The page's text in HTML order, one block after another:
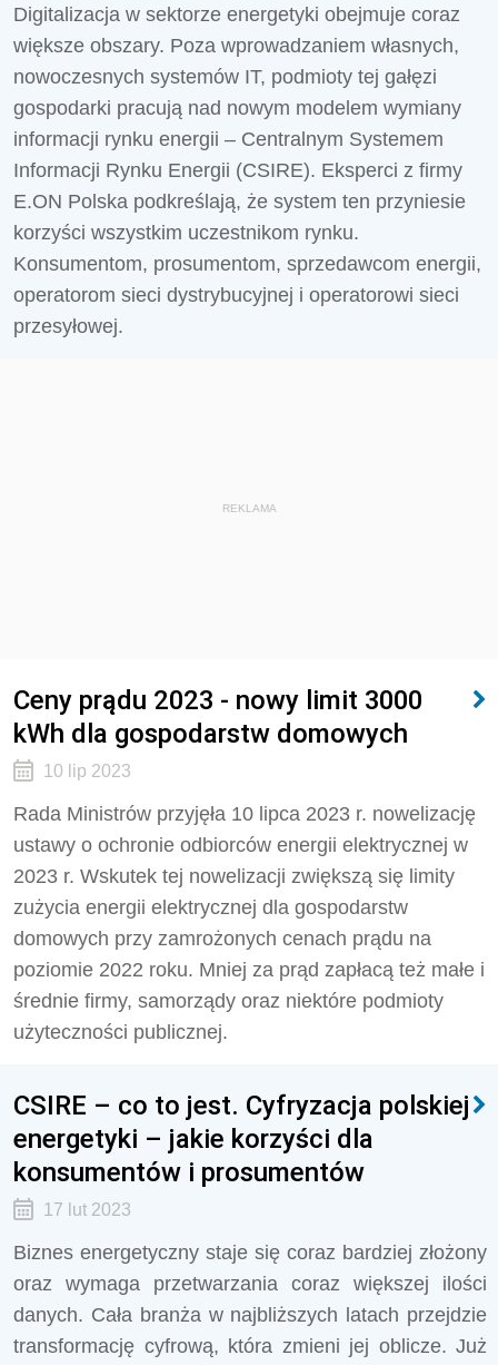
Digitalizacja w sektorze energetyki obejmuje coraz
większe obszary. Poza wprowadzaniem własnych,
nowoczesnych systemów IT, podmioty tej gałęzi
gospodarki pracują nad nowym modelem wymiany
informacji rynku energii – Centralnym Systemem
Informacji Rynku Energii (CSIRE). Eksperci z firmy
E.ON Polska podkreślają, że system ten przyniesie
korzyści wszystkim uczestnikom rynku.
Konsumentom, prosumentom, sprzedawcom energii,
operatorom sieci dystrybucyjnej i operatorowi sieci
przesyłowej.
REKLAMA
Ceny prądu 2023 - nowy limit 3000
kWh dla gospodarstw domowych
10 lip 2023
Rada Ministrów przyjęła 10 lipca 2023 r. nowelizację
ustawy o ochronie odbiorców energii elektrycznej w
2023 r. Wskutek tej nowelizacji zwiększą się limity
zużycia energii elektrycznej dla gospodarstw
domowych przy zamrożonych cenach prądu na
poziomie 2022 roku. Mniej za prąd zapłacą też małe i
średnie firmy, samorządy oraz niektóre podmioty
użyteczności publicznej.
CSIRE – co to jest. Cyfryzacja polskiej
energetyki – jakie korzyści dla
konsumentów i prosumentów
17 lut 2023
Biznes energetyczny staje się coraz bardziej złożony
oraz wymaga przetwarzania coraz większej ilości
danych. Cała branża w najbliższych latach przejdzie
transformację cyfrową, która zmieni jej oblicze. Już